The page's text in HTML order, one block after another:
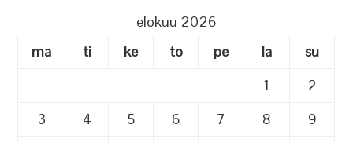
elokuu 2026
ma
ti ke to pe la
su
1
2
3
4 5 6 7 8
9